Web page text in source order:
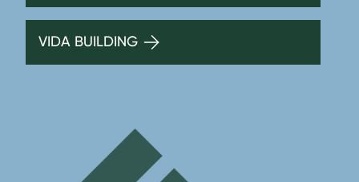
VIDA BUILDING